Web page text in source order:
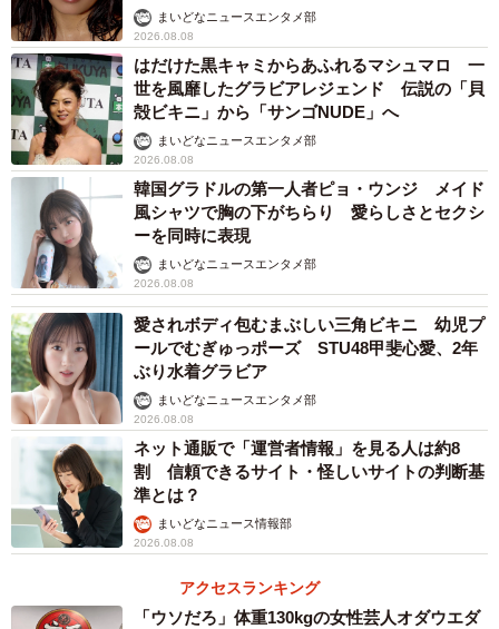
い」まいどなニュースエンタメ部
2026.08.08
はだけた黒キャミからあふれるマシュマロ 一
世を風靡したグラビアレジェンド 伝説の「貝
殻ビキニ」から「サンゴNUDE」へ
まいどなニュースエンタメ部
2026.08.08
韓国グラドルの第一人者ピョ・ウンジ メイド
風シャツで胸の下がちらり 愛らしさとセクシ
ーを同時に表現
まいどなニュースエンタメ部
2026.08.08
愛されボディ包むまぶしい三角ビキニ 幼児プ
ールでむぎゅっポーズ STU48甲斐心愛、2年
ぶり水着グラビア
まいどなニュースエンタメ部
2026.08.08
ネット通販で「運営者情報」を見る人は約8
割 信頼できるサイト・怪しいサイトの判断基
準とは？
まいどなニュース情報部
2026.08.08
アクセスランキング
「ウソだろ」体重130kgの女性芸人オダウエダ